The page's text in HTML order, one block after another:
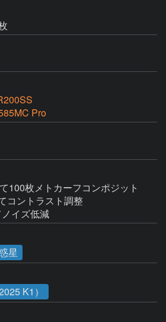
Pro
100枚メトカーフコンポジット
コントラスト調整
イズ低減
星
K1）